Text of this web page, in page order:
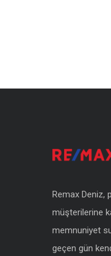
Remax Deniz,
müşterilerine
memnuniyet
geçen gün